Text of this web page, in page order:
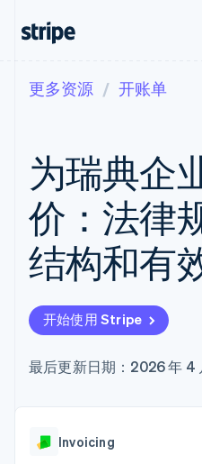
支付
在线支付
Payment links
无代码支付
Checkout
预构建支付界
面
Elements
Payment
methods
接入 125+ 种支
付方式
Terminal
Authorization
支付成功率优
营收
经常
按用
订阅
一次
Tax
销售税
按企业阶段
按应用场景
智能体商务
加密货币
电子商务
嵌入式金融
财务自动化
全球化企业
交易市场
文档
库与 SDK
Stripe
指南
接受线上付款
实施预置结
构建平台或
管理订阅
发行稳定币
学习
指南
支持
获取支持
托管支持
专业服务
公司
更多资源 开账单
为瑞典企
价：法律
结构和有
开始使用 Stripe
最后更新日期：2026 年 4
Invoicing